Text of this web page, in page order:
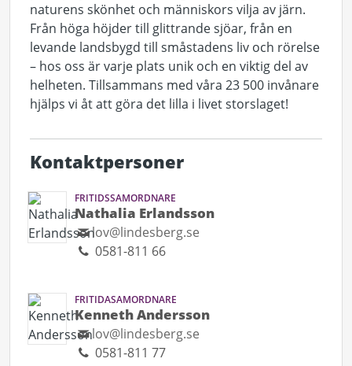
naturens skönhet och människors vilja av järn.
Från höga höjder till glittrande sjöar, från en
levande landsbygd till småstadens liv och rörelse
– hos oss är varje plats unik och en viktig del av
helheten. Tillsammans med våra 23 500 invånare
hjälps vi åt att göra det lilla i livet storslaget!
Kontaktpersoner
FRITIDSSAMORDNARE
Nathalia Erlandsson
lov@lindesberg.se
0581-811 66
FRITIDASAMORDNARE
Kenneth Andersson
lov@lindesberg.se
0581-811 77